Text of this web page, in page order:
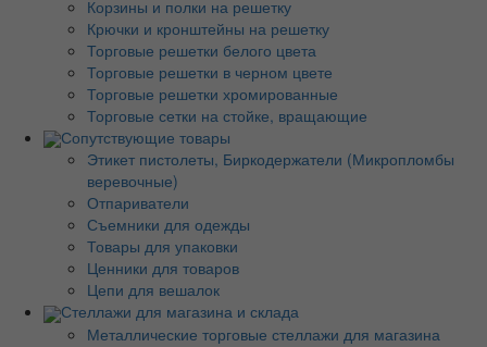
Корзины и полки на решетку
Крючки и кронштейны на решетку
Торговые решетки белого цвета
Торговые решетки в черном цвете
Торговые решетки хромированные
Торговые сетки на стойке, вращающие
Сопутствующие товары
Этикет пистолеты, Биркодержатели (Микропломбы
веревочные)
Отпариватели
Съемники для одежды
Товары для упаковки
Ценники для товаров
Цепи для вешалок
Стеллажи для магазина и склада
Металлические торговые стеллажи для магазина